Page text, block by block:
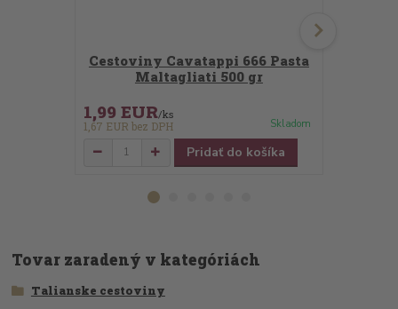
Cestoviny Cavatappi 666 Pasta
Maltagliati 500 gr
1,99 EUR/ks
1,67 EUR bez DPH Skladom
Pridať do košíka
Tovar zaradený v kategóriách
Talianske cestoviny